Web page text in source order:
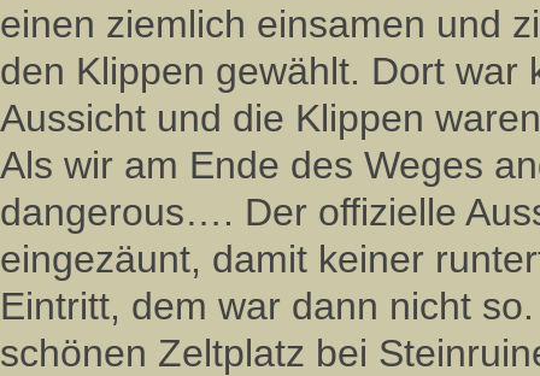
einen ziemlich einsamen und
den Klippen gewählt. Dort war
Aussicht und die Klippen
Als wir am Ende des Weges
dangerous…. Der offizielle
eingezäunt, damit keiner
Eintritt, dem war dann nicht
schönen Zeltplatz bei